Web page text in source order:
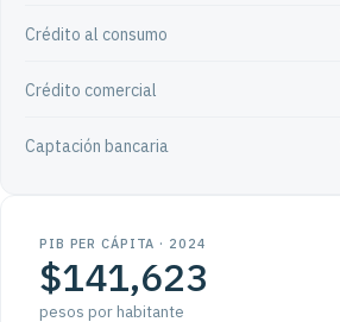
Crédito al consumo
Crédito comercial
Captación bancaria
PIB PER CÁPITA · 2024
$141,623
pesos por habitante